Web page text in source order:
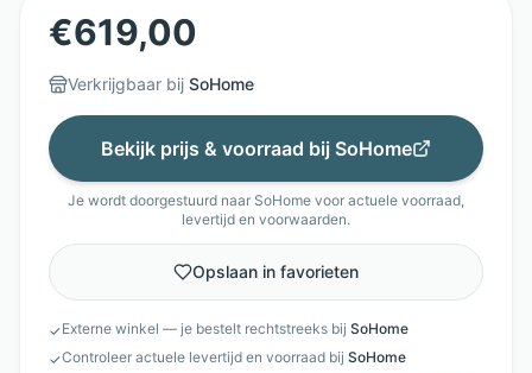
€619,00
Verkrijgbaar bij SoHome
Bekijk prijs & voorraad bij SoHome
Je wordt doorgestuurd naar SoHome voor actuele voorraad,
levertijd en voorwaarden.
Opslaan in favorieten
✓Externe winkel — je bestelt rechtstreeks bij SoHome
✓Controleer actuele levertijd en voorraad bij SoHome